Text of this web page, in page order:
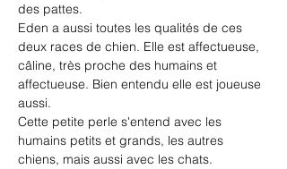
des pattes.
Eden a aussi toutes les qualités de ces
deux races de chien. Elle est affectueuse,
câline, très proche des humains et
affectueuse. Bien entendu elle est joueuse
aussi.
Cette petite perle s'entend avec les
humains petits et grands, les autres
chiens, mais aussi avec les chats.